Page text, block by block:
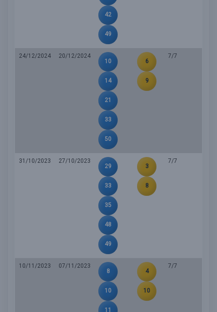
42
49
24/12/2024
20/12/2024
10
14
21
33
50
6
9
7/7
31/10/2023
27/10/2023
29
33
35
48
49
3
8
7/7
10/11/2023
07/11/2023
8
10
11
4
10
7/7